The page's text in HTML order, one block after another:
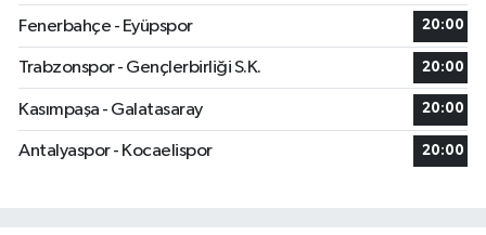
Fenerbahçe - Eyüpspor 20:00
Trabzonspor - Gençlerbirliği S.K. 20:00
Kasımpaşa - Galatasaray 20:00
Antalyaspor - Kocaelispor 20:00